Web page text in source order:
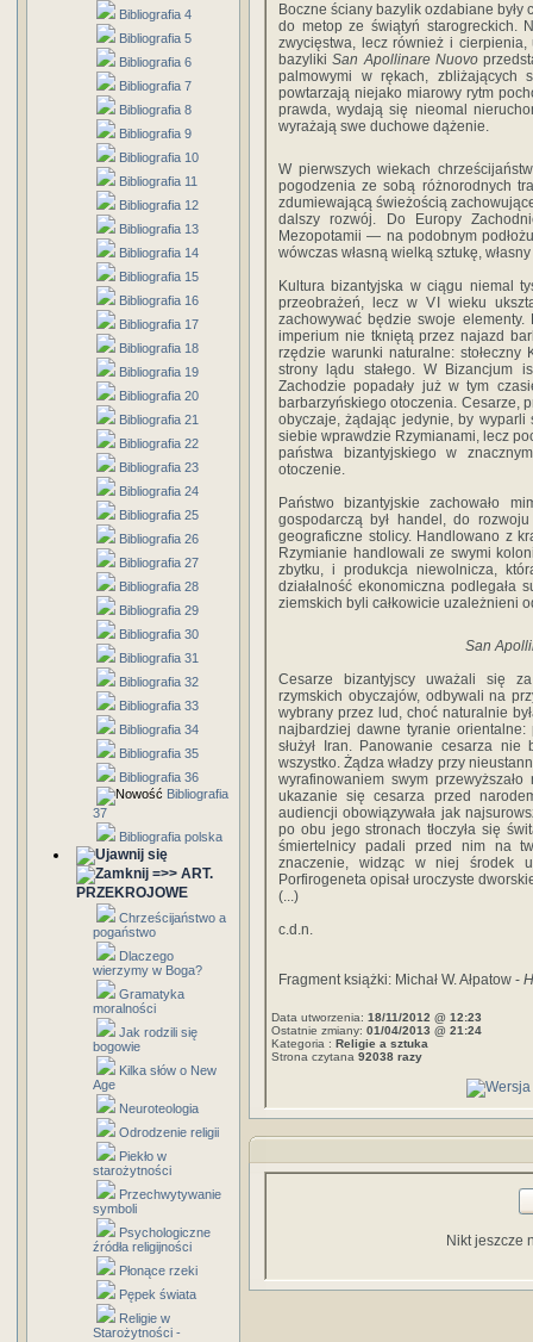
Bibliografia 4
Bibliografia 5
Bibliografia 6
Bibliografia 7
Bibliografia 8
Bibliografia 9
Bibliografia 10
Bibliografia 11
Bibliografia 12
Bibliografia 13
Bibliografia 14
Bibliografia 15
Bibliografia 16
Bibliografia 17
Bibliografia 18
Bibliografia 19
Bibliografia 20
Bibliografia 21
Bibliografia 22
Bibliografia 23
Bibliografia 24
Bibliografia 25
Bibliografia 26
Bibliografia 27
Bibliografia 28
Bibliografia 29
Bibliografia 30
Bibliografia 31
Bibliografia 32
Bibliografia 33
Bibliografia 34
Bibliografia 35
Bibliografia 36
Bibliografia
37
Bibliografia polska
=>> ART.
PRZEKROJOWE
Chrześcijaństwo a
pogaństwo
Dlaczego
wierzymy w Boga?
Gramatyka
moralności
Jak rodzili się
bogowie
Kilka słów o New
Age
Neuroteologia
Odrodzenie religii
Piekło w
starożytności
Przechwytywanie
symboli
Psychologiczne
źródła religijności
Płonące rzeki
Pępek świata
Religie w
Starożytności -
Boczne ściany bazylik ozdabiane
do metop ze świątyń starogreckich.
zwycięstwa, lecz również i
bazylikiSan Apollinare Nuovo
palmowymi w rękach,
powtarzają niejako miarowy rytm
prawda, wydają się nieomal
wyrażają swe duchowe dążenie.
W pierwszych wiekach
pogodzenia ze sobą różnorodnych
zdumiewającą świeżością
dalszy rozwój. Do Europy
Mezopotamii — na podobnym
wówczas własną wielką sztukę,
Kultura bizantyjska w ciągu niemal
przeobrażeń, lecz w VI wieku
zachowywać będzie swoje elementy.
imperium nie tkniętą przez najazd
rzędzie warunki naturalne: stołeczny
strony lądu stałego. W Bizancjum
Zachodzie popadały już w tym
barbarzyńskiego otoczenia. Cesarze,
obyczaje, żądając jedynie, by
siebie wprawdzie Rzymianami, lecz
państwa bizantyjskiego w
otoczenie.
Państwo bizantyjskie zachowało
gospodarczą był handel, do
geograficzne stolicy. Handlowano z
Rzymianie handlowali ze swymi
zbytku, i produkcja niewolnicza,
działalność ekonomiczna podlegała
ziemskich byli całkowicie uzależnieni
San
Cesarze bizantyjscy uważali się
rzymskich obyczajów, odbywali na
wybrany przez lud, choć naturalnie
najbardziej dawne tyranie
służył Iran. Panowanie cesarza nie
wszystko. Żądza władzy przy
wyrafinowaniem swym
ukazanie się cesarza przed
audiencji obowiązywała jak
po obu jego stronach tłoczyła się
śmiertelnicy padali przed nim na
znaczenie, widząc w niej środek
Porfirogeneta opisał uroczyste
(...)
c.d.n.
Fragment książki: Michał W. Ałpatow -
Data utworzenia: 18/11/2012 @ 12:23
Ostatnie zmiany: 01/04/2013 @ 21:24
Kategoria : Religie a sztuka
Strona czytana 92038 razy
Nikt jeszcze